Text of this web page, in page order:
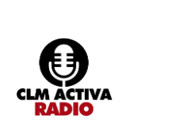
contenido
principal